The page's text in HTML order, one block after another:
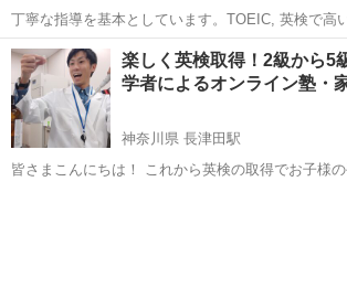
丁寧な指導を基本としています。TOEIC, 英検で高
績を出しています。 英検、TOEICは受験の際に加
く、非常に有利です。授業はプライベートレッスン
東京 豊島区 英検
楽しく英検取得！2級から5
学者によるオンライン塾・
神奈川県 長津田駅
皆さまこんにちは！ これから英検の取得でお子様の